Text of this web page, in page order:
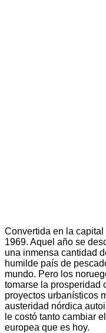
Convertida en la
1969. Aquel año se
una inmensa cantidad
humilde país de
mundo. Pero los
tomarse la prosperidad
proyectos urbanísticos
austeridad nórdica
le costó tanto cambiar
europea que es hoy.